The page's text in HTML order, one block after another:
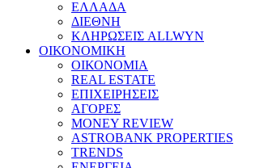
ΕΛΛΑΔΑ
ΔΙΕΘΝΗ
ΚΛΗΡΩΣΕΙΣ ALLWYN
ΟΙΚΟΝΟΜΙΚΗ
ΟΙΚΟΝΟΜΙΑ
REAL ESTATE
ΕΠΙΧΕΙΡΗΣΕΙΣ
ΑΓΟΡΕΣ
MONEY REVIEW
ASTROBANK PROPERTIES
TRENDS